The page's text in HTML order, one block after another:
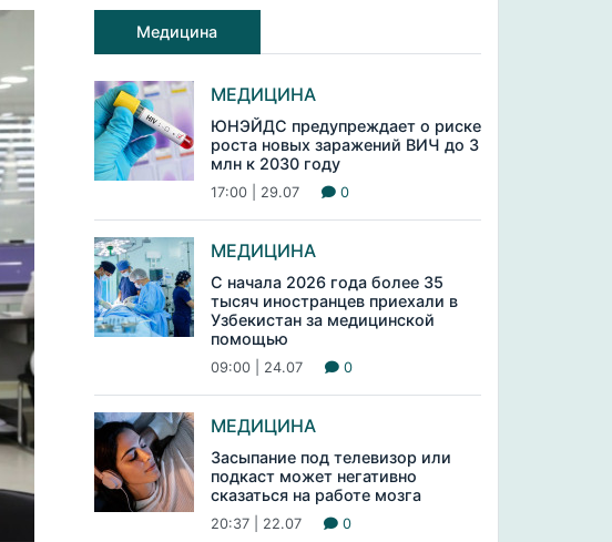
Медицина
МЕДИЦИНА
ЮНЭЙДС предупреждает о риске
роста новых заражений ВИЧ до 3
млн к 2030 году
17:00 | 29.07 0
МЕДИЦИНА
С начала 2026 года более 35
тысяч иностранцев приехали в
Узбекистан за медицинской
помощью
09:00 | 24.07 0
МЕДИЦИНА
Засыпание под телевизор или
подкаст может негативно
сказаться на работе мозга
20:37 | 22.07 0